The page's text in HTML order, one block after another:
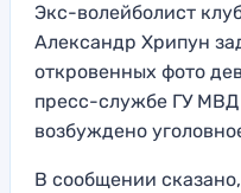
Экс-волейболист
Александр Хрипун
откровенных фото
пресс-службе ГУ МВД
возбуждено
В сообщении